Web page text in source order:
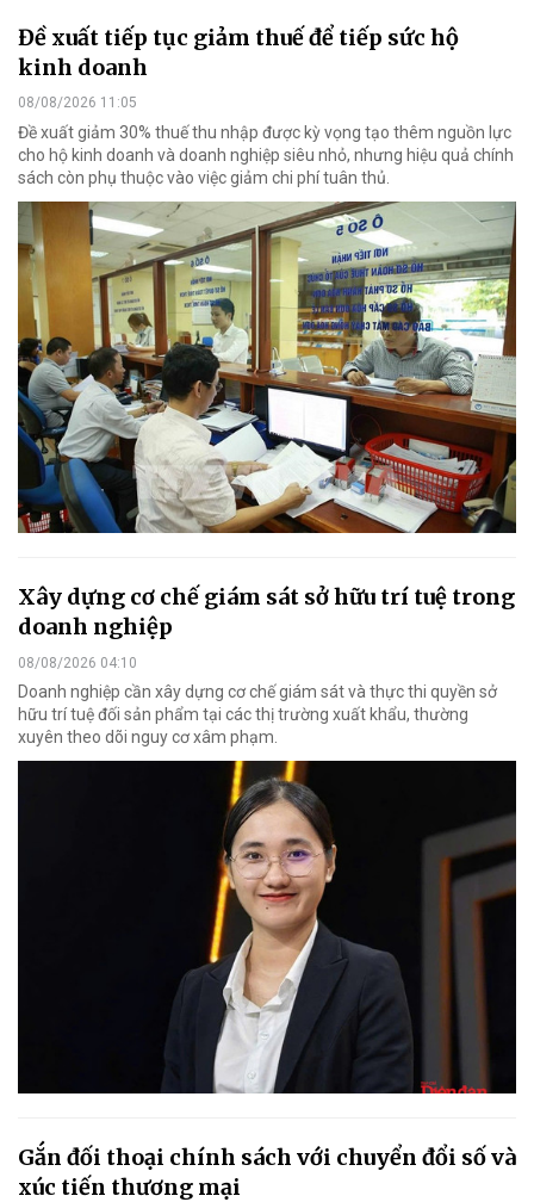
Đề xuất tiếp tục giảm thuế để tiếp sức hộ
kinh doanh
08/08/2026 11:05
Đề xuất giảm 30% thuế thu nhập được kỳ vọng tạo thêm nguồn lực
cho hộ kinh doanh và doanh nghiệp siêu nhỏ, nhưng hiệu quả chính
sách còn phụ thuộc vào việc giảm chi phí tuân thủ.
Xây dựng cơ chế giám sát sở hữu trí tuệ trong
doanh nghiệp
08/08/2026 04:10
Doanh nghiệp cần xây dựng cơ chế giám sát và thực thi quyền sở
hữu trí tuệ đối sản phẩm tại các thị trường xuất khẩu, thường
xuyên theo dõi nguy cơ xâm phạm.
Gắn đối thoại chính sách với chuyển đổi số và
xúc tiến thương mại